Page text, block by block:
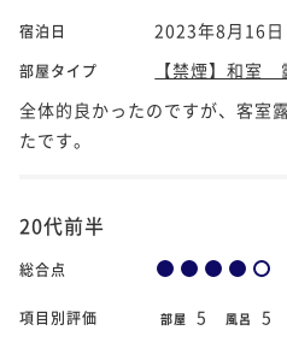
宿泊日 2023年8月16日
部屋タイプ
【禁煙】和室
全体的良かったのですが、客室
たです。
20代前半
総合点
項目別評価 部屋 5 風呂 5